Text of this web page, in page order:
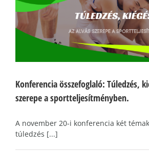
Konferencia összefoglaló: Túledzés,
szerepe a sportteljesítményben.
A november 20-i konferencia két
túledzés [...]